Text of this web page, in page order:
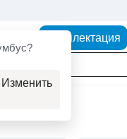
Изменить
Комплектация